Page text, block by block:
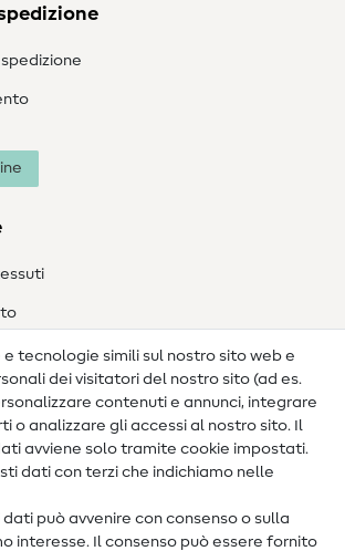
proprietario
e tecnologie simili sul nostro sito web e
dei visitatori del nostro sito (ad es.
contenuti e annunci, integrare
o analizzare gli accessi al nostro sito. Il
avviene solo tramite cookie impostati.
dati con terzi che indichiamo nelle
può avvenire con consenso o sulla
interesse. Il consenso può essere fornito